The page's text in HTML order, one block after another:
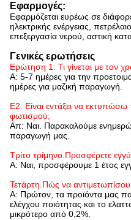
Εφαρμογές:
Εφαρμόζεται ευρέως σε
ηλεκτρικής ενέργειας,
επεξεργασία νερού, αστική
Γενικές ερωτήσεις
Ερώτηση 1: Τι γίνεται με τον
Α: 5-7 ημέρες για την
ημέρες για μαζική παραγωγή.
Ε2. Είναι εντάξει να
φωτισμού;
Απ: Ναι. Παρακαλούμε
παραγωγή μας.
Τρίτο τρίμηνο.Προσφέρετε
Α: Ναι, προσφέρουμε 1 έτος
Τετάρτη.Πώς να
Α: Πρώτον, τα προϊόντα μας
ελέγχου ποιότητας και το
μικρότερο από 0,2%.